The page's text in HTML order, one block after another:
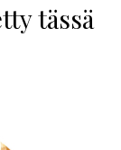
tässä